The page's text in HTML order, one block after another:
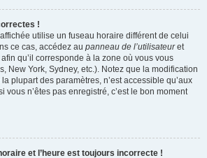
!
affichée utilise un fuseau horaire différent de celui
ce cas, accédez au panneau de l’utilisateuret
qu’il corresponde à la zone où vous vous
New York, Sydney, etc.). Notez que la modification
plupart des paramètres, n’est accessible qu’aux
vous n’êtes pas enregistré, c’est le bon moment
et l’heure est toujours incorrecte !